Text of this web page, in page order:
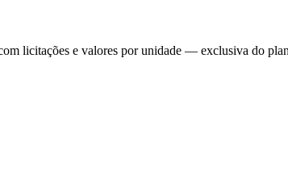
licitações e valores por unidade — exclusiva do